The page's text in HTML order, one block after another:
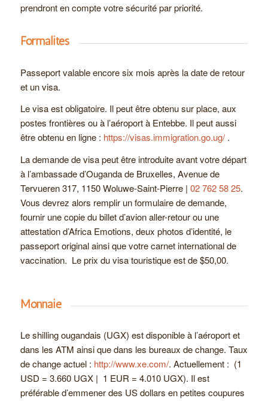
prendront en compte votre sécurité par priorité.
Formalités
Passeport valable encore six mois après la date de retour
et un visa.
Le visa est obligatoire. Il peut être obtenu sur place, aux
postes frontières ou à l’aéroport à Entebbe. Il peut aussi
être obtenu en ligne : https://visas.immigration.go.ug/.
La demande de visa peut être introduite avant votre départ
à l’ambassade d’Ouganda de Bruxelles, Avenue de
Tervueren 317, 1150 Woluwe-Saint-Pierre | 02 762 58 25.
Vous devrez alors remplir un formulaire de demande,
fournir une copie du billet d’avion aller-retour ou une
attestation d’Africa Emotions, deux photos d’identité, le
passeport original ainsi que votre carnet international de
vaccination. Le prix du visa touristique est de $50,00.
Monnaie
Le shilling ougandais (UGX) est disponible à l’aéroport et
dans les ATM ainsi que dans les bureaux de change. Taux
de change actuel : http://www.xe.com/. Actuellement : (1
USD = 3.660 UGX | 1 EUR = 4.010 UGX). Il est
préférable d’emmener des US dollars en petites coupures